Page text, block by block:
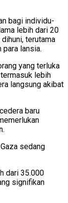
bagi individu-
lebih dari 20
terutama
para lansia.
yang terluka
lebih
langsung akibat
baru
sedang
dari 35.000
signifikan